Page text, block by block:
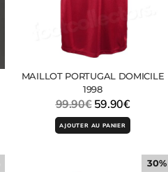
MAILLOT PORTUGAL DOMICILE
1998
99.90€ 59.90€
AJOUTER AU PANIER
30%